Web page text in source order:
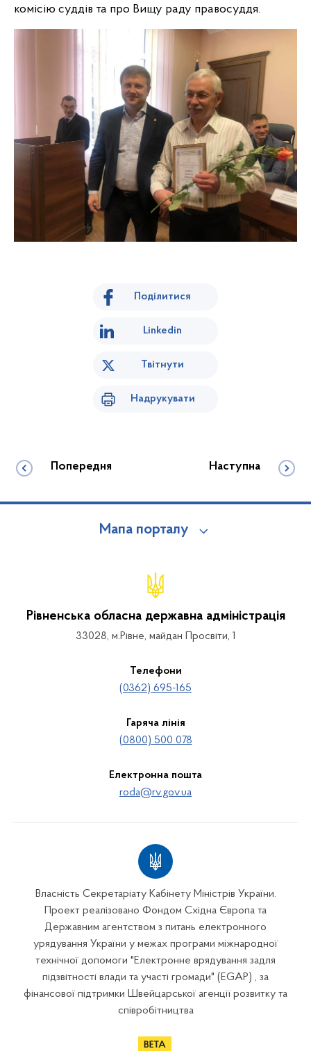
комісію суддів та про Вищу раду правосуддя.
Поділитися
Linkedin
Твітнути
Надрукувати
Попередня Наступна
Мапа порталу
Рівненська обласна державна адміністрація
33028, м.Рівне, майдан Просвіти, 1
Телефони
(0362) 695-165
Гаряча лінія
(0800) 500 078
Електронна пошта
roda@rv.gov.ua
Власність Секретаріату Кабінету Міністрів України.
Проект реалізовано Фондом Східна Європа та
Державним агентством з питань електронного
урядування України у межах програми міжнародної
технічної допомоги "Електронне врядування задля
підзвітності влади та участі громади" (EGAP) , за
фінансової підтримки Швейцарської агенції розвитку та
співробітництва